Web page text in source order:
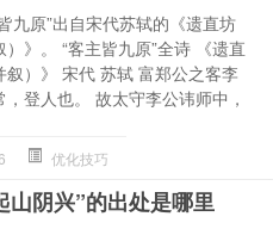
九原”出自宋代苏轼的《遗直坊
）》。 “客主皆九原”全诗 《遗直
叙）》 宋代 苏轼 富郑公之客李
，登人也。 故太守李公讳师中，
优化技巧
山阴兴”的出处是哪里